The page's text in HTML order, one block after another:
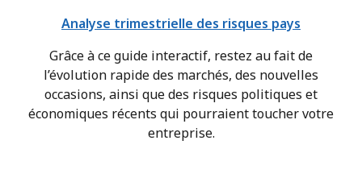
Analyse trimestrielle des risques pays
Grâce à ce guide interactif, restez au fait de
l’évolution rapide des marchés, des nouvelles
occasions, ainsi que des risques politiques et
économiques récents qui pourraient toucher votre
entreprise.